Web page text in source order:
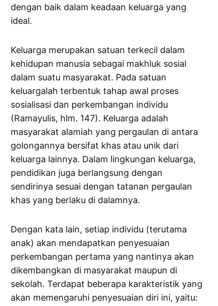
dengan baik dalam keadaan keluarga yang
ideal.
Keluarga merupakan satuan terkecil dalam
kehidupan manusia sebagai makhluk sosial
dalam suatu masyarakat. Pada satuan
keluargalah terbentuk tahap awal proses
sosialisasi dan perkembangan individu
(Ramayulis, hlm. 147). Keluarga adalah
masyarakat alamiah yang pergaulan di antara
golongannya bersifat khas atau unik dari
keluarga lainnya. Dalam lingkungan keluarga,
pendidikan juga berlangsung dengan
sendirinya sesuai dengan tatanan pergaulan
khas yang berlaku di dalamnya.
Dengan kata lain, setiap individu (terutama
anak) akan mendapatkan penyesuaian
perkembangan pertama yang nantinya akan
dikembangkan di masyarakat maupun di
sekolah. Terdapat beberapa karakteristik yang
akan memengaruhi penyesuaian diri ini, yaitu: